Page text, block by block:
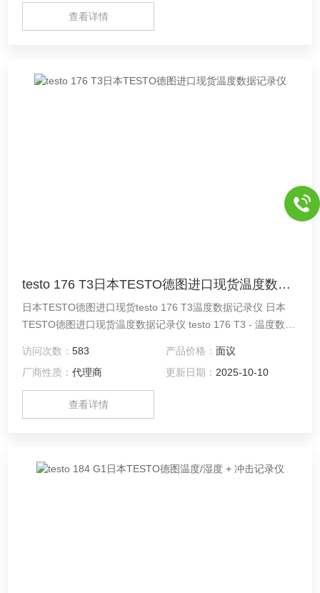
查看详情
testo 176 T3日本TESTO德图进口现货温度数据记录仪
日本TESTO德图进口现货testo 176 T3温度数据记录仪 日本
TESTO德图进口现货温度数据记录仪 testo 176 T3 - 温度数据
访问次数：583 产品价格： 面议
厂商性质：代理商 更新日期： 2025-10-10
查看详情